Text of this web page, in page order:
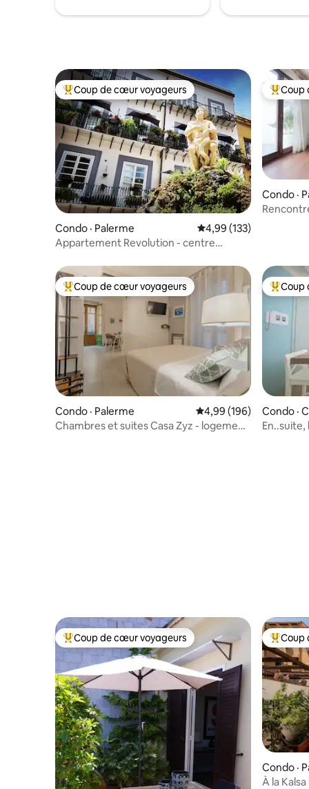
randonnée, dégustation de vins, 4x4,
Coup de cœur voyageurs parmi les plus aimés
Coup de cœur voyageurs
Condo · Palerme Note moyenne de 4,99
4,99 (133)
Appartement Revolution - centre
Coup
Coup
Condo ·
Coup de cœur voyageurs parmi les plus aimés
Coup de cœur voyageurs
Condo · Palerme Note moyenne de 4,99
4,99 (196)
Chambres et suites Casa Zyz - logement
Coup
Coup
Condo ·
Coup de cœur voyageurs parmi les plus aimés
Coup de cœur voyageurs Coup
Coup
Condo ·
À la